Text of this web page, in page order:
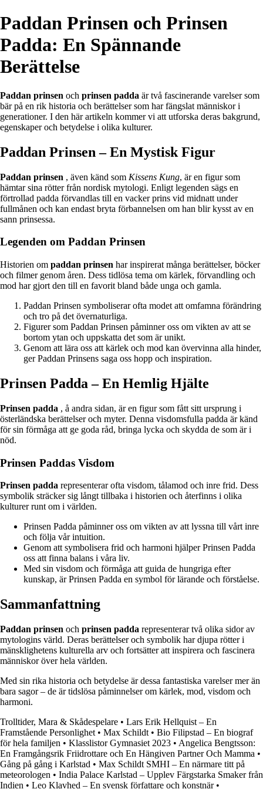
Paddan Prinsen och Prinsen
Padda: En Spännande
Berättelse
Paddan prinsen och prinsen padda är två fascinerande varelser som
bär på en rik historia och berättelser som har fängslat människor i
generationer. I den här artikeln kommer vi att utforska deras bakgrund,
egenskaper och betydelse i olika kulturer.
Paddan Prinsen – En Mystisk Figur
Paddan prinsen , även känd som Kissens Kung, är en figur som
hämtar sina rötter från nordisk mytologi. Enligt legenden sägs en
förtrollad padda förvandlas till en vacker prins vid midnatt under
fullmånen och kan endast bryta förbannelsen om han blir kysst av en
sann prinsessa.
Legenden om Paddan Prinsen
Historien om paddan prinsen har inspirerat många berättelser, böcker
och filmer genom åren. Dess tidlösa tema om kärlek, förvandling och
mod har gjort den till en favorit bland både unga och gamla.
Paddan Prinsen symboliserar ofta modet att omfamna förändring
och tro på det övernaturliga.
Figurer som Paddan Prinsen påminner oss om vikten av att se
bortom ytan och uppskatta det som är unikt.
Genom att lära oss att kärlek och mod kan övervinna alla hinder,
ger Paddan Prinsens saga oss hopp och inspiration.
Prinsen Padda – En Hemlig Hjälte
Prinsen padda , å andra sidan, är en figur som fått sitt ursprung i
österländska berättelser och myter. Denna visdomsfulla padda är känd
för sin förmåga att ge goda råd, bringa lycka och skydda de som är i
nöd.
Prinsen Paddas Visdom
Prinsen padda representerar ofta visdom, tålamod och inre frid. Dess
symbolik sträcker sig långt tillbaka i historien och återfinns i olika
kulturer runt om i världen.
Prinsen Padda påminner oss om vikten av att lyssna till vårt inre
och följa vår intuition.
Genom att symbolisera frid och harmoni hjälper Prinsen Padda
oss att finna balans i våra liv.
Med sin visdom och förmåga att guida de hungriga efter
kunskap, är Prinsen Padda en symbol för lärande och förståelse.
Sammanfattning
Paddan prinsen och prinsen padda representerar två olika sidor av
mytologins värld. Deras berättelser och symbolik har djupa rötter i
mänsklighetens kulturella arv och fortsätter att inspirera och fascinera
människor över hela världen.
Med sin rika historia och betydelse är dessa fantastiska varelser mer än
bara sagor – de är tidslösa påminnelser om kärlek, mod, visdom och
harmoni.
Trolltider, Mara & Skådespelare • Lars Erik Hellquist – En
Framstående Personlighet • Max Schildt • Bio Filipstad – En biograf
för hela familjen • Klasslistor Gymnasiet 2023 • Angelica Bengtsson:
En Framgångsrik Friidrottare och En Hängiven Partner Och Mamma •
Gång på gång i Karlstad • Max Schildt SMHI – En närmare titt på
meteorologen • India Palace Karlstad – Upplev Färgstarka Smaker från
Indien • Leo Klavhed – En svensk författare och konstnär•